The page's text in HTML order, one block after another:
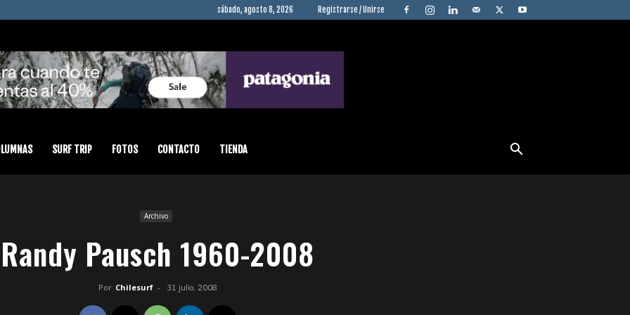
sábado, agosto 8, 2026 Registrarse / Unirse
SURF TRIP FOTOS CONTACTO TIENDA
Archivo
Randy Pausch 1960-2008
Por Chilesurf - 31 julio, 2008